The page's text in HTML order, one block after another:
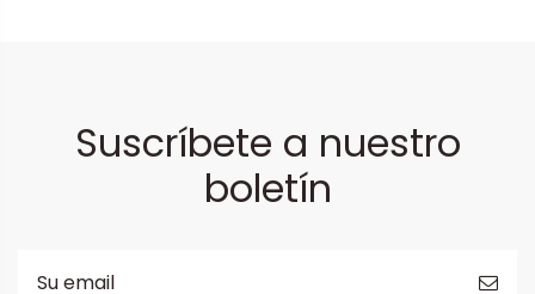
Suscríbete a nuestro
boletín